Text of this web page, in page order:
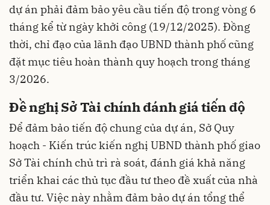
dự án phải đảm bảo yêu cầu tiến độ trong vòng 6
tháng kể từ ngày khởi công (19/12/2025). Đồng
thời, chỉ đạo của lãnh đạo UBND thành phố cũng
đặt mục tiêu hoàn thành quy hoạch trong tháng
3/2026.
Đề nghị Sở Tài chính đánh giá tiến độ
Để đảm bảo tiến độ chung của dự án, Sở Quy
hoạch - Kiến trúc kiến nghị UBND thành phố giao
Sở Tài chính chủ trì rà soát, đánh giá khả năng
triển khai các thủ tục đầu tư theo đề xuất của nhà
đầu tư. Việc này nhằm đảm bảo dự án tổng thể